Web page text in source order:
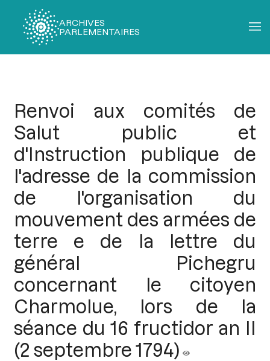
ARCHIVES
PARLEMENTAIRES
Renvoi aux comités de
Salut public et
d'Instruction publique de
l'adresse de la commission
de l'organisation du
mouvement des armées de
terre e de la lettre du
général Pichegru
concernant le citoyen
Charmolue, lors de la
séance du 16 fructidor an II
(2 septembre 1794)